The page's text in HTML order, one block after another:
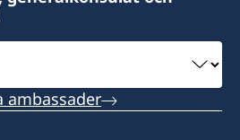
det företag eller den
bjuder in, där det
är ansvarig för
etc. Om inbjudande
av konsulär avgift
Republiken
ambassader